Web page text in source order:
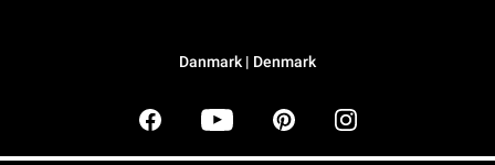
Danmark | Denmark